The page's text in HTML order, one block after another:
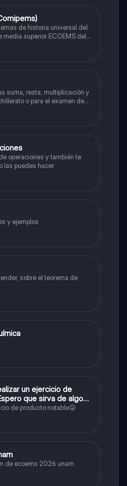
de historia universal del
media superior ECOEMS del
suma, resta, multiplicación y
o para el examen de
operaciones y también te
las puedes hacer
y ejemplos
sobre el teorema de
un ejercicio de
que sirva de algo💕
de producto notable😜
de ecoems 2026 unam